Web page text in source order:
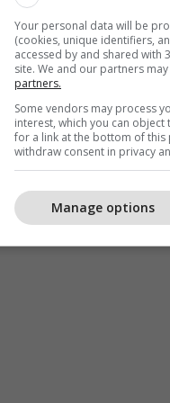
shumë për të
do të lejojmë
ndërtuar me aq
edhe një
“Zullumi këputet
Your personal data will be
(cookies, unique identifiers,
accessed by and shared with
site. We and our partners
partners.
Some vendors may process
interest, which you can
for a link at the bottom of this
withdraw consent in privacy
Manage options